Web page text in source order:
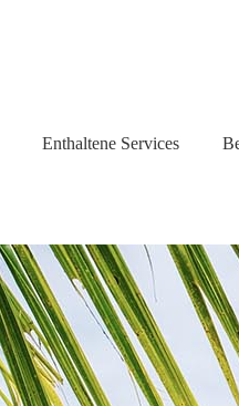
Enthaltene Services